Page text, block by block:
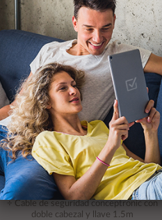
÷ Cable de seguridad conceptronic con
doble cabezal y llave 1.5m